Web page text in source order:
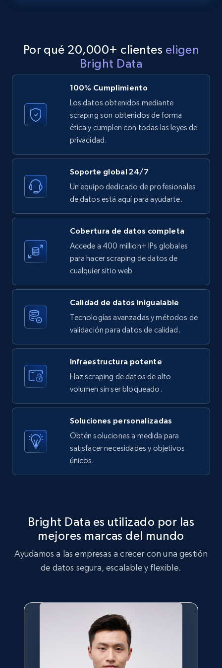
text, Date posted, and more.
11.3K+ 1.5K+ Prueba gratuita
LinkedIn posts - Discover new posts
URL, ID, User id, Use url, Title, Headline, Post
11.3K+ 1.5K+ Prueba gratuita
X (formerly Twitter) - Posts
ID, User posted, Name, Description, Date
posted, Photos, URL, Quoted post, and more.
10.4K+ 1.2K+ Prueba gratuita
ID, User posted, Name, Description, Date
posted, Photos, URL, Quoted post, and more.
10.4K+ 1.2K+ Prueba gratuita
X (formerly Twitter) - Posts - Getting x
10.4K+ 1.2K+ Prueba gratuita
TikTok - Profiles
Like engagement rate, Bio link, Predicted lang,
963+ Prueba gratuita
Por qué 20,000+ clientes eligen
Bright Data
100% Cumplimiento
Los datos obtenidos mediante
scraping son obtenidos de forma
ética y cumplen con todas las leyes de
privacidad.
Soporte global 24/7
Un equipo dedicado de profesionales
de datos está aquí para ayudarte.
Cobertura de datos completa
Accede a 400 million+ IPs globales
para hacer scraping de datos de
cualquier sitio web.
Calidad de datos inigualable
Tecnologías avanzadas y métodos de
validación para datos de calidad.
Infraestructura potente
Haz scraping de datos de alto
volumen sin ser bloqueado.
Soluciones personalizadas
Obtén soluciones a medida para
satisfacer necesidades y objetivos
únicos.
Bright Data es utilizado por las
mejores marcas del mundo
Ayudamos a las empresas a crecer con una gestión
de datos segura, escalable y flexible.